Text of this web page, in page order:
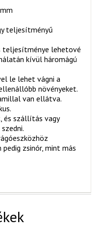
teljesítményű
teljesítménye lehetové
kívül háromágú
le lehet vágni a
növényeket.
van ellátva.
szállítás vagy
zsinór, mint más